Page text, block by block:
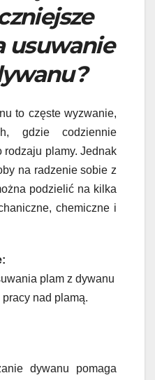
usuwanie
to częste wyzwanie,
gdzie codziennie
rodzaju plamy. Jednak
na radzenie sobie z
podzielić na kilka
chemiczne i
plam z dywanu
nad plamą.
dywanu pomaga